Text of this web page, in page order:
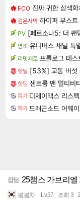
FCO 진짜 귀한 삼색
검은사막 하이퍼 부스
PV [페르소나5: 더 팬
명조 유니버스 채널 특
리밋제로 프롤로그 테
핫딜 [53%] 교동 버
핫딜 센트룸 맨 멀티비
특가
특가
잡담 25챔스 가브리엘
붐붐차 Lv.37 조회 3